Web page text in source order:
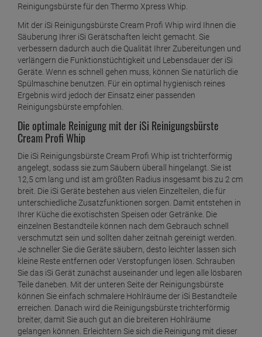
Reinigungsbürste für den Thermo Xpress Whip.
Mit der iSi Reinigungsbürste Cream Profi Whip wird Ihnen die
Säuberung Ihrer iSi Gerätschaften leicht gemacht. Sie
verbessern dadurch auch die Qualität Ihrer Zubereitungen und
verlängern die Funktionstüchtigkeit und Lebensdauer der iSi
Geräte. Wenn es schnell gehen muss, können Sie natürlich die
Spülmaschine benutzen. Für ein optimal hygienisch reines
Ergebnis wird jedoch der Einsatz einer passenden
Reinigungsbürste empfohlen.
Die optimale Reinigung mit der iSi Reinigungsbürste
Cream Profi Whip
Die iSi Reinigungsbürste Cream Profi Whip ist trichterförmig
angelegt, sodass sie zum Säubern überall hingelangt. Sie ist
12,5 cm lang und ist am größten Radius insgesamt bis zu 2 cm
breit. Die iSi Geräte bestehen aus vielen Einzelteilen, die für
unterschiedliche Zusatzfunktionen sorgen. Damit entstehen in
Ihrer Küche die exotischsten Speisen oder Getränke. Die
einzelnen Bestandteile können nach dem Gebrauch schnell
verschmutzt sein und sollten daher zeitnah gereinigt werden.
Je schneller Sie die Geräte säubern, desto leichter lassen sich
kleine Reste entfernen oder Verstopfungen lösen. Schrauben
Sie das iSi Gerät zunächst auseinander und legen alle lösbaren
Teile daneben. Mit der unteren Seite der Reinigungsbürste
können Sie einfach schmalere Hohlräume der iSi Bestandteile
erreichen. Danach wird die Reinigungsbürste trichterförmig
breiter, damit Sie auch gut an die breiteren Hohlräume
gelangen können. Erleichtern Sie sich die Reinigung mit dieser